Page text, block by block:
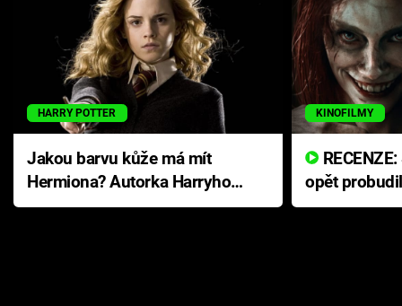
HARRY POTTER
Jakou barvu kůže má mít
Hermiona? Autorka Harryho
Pottera přišla s ráznou
KINOFILMY
opět
přichází s